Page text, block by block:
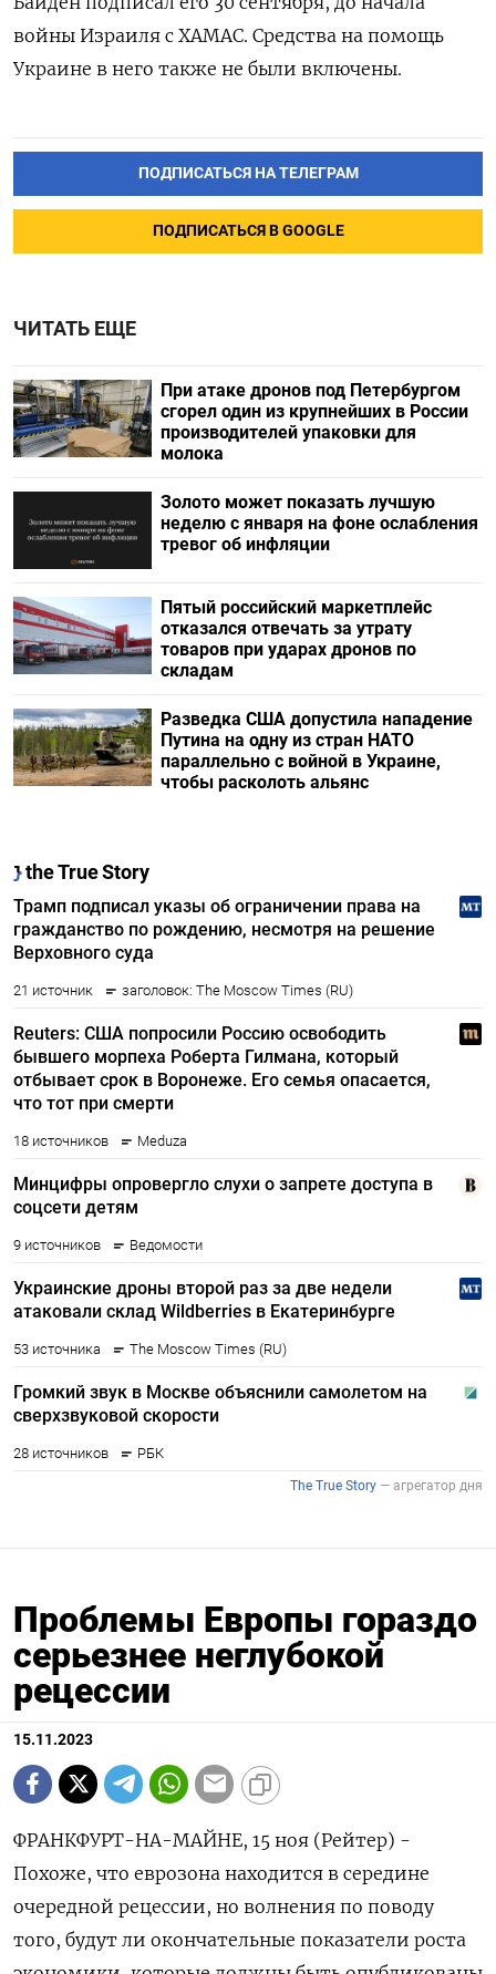
войны Израиля с ХАМАС. Средства на помощь
Украине в него также не были включены.
ПОДПИСАТЬСЯ НА ТЕЛЕГРАМ
ПОДПИСАТЬСЯ В GOOGLE
ЧИТАТЬ ЕЩЕ
При атаке дронов под Петербургом
сгорел один из крупнейших в России
производителей упаковки для
молока
Золото может показать лучшую
неделю с января на фоне ослабления
тревог об инфляции
Пятый российский маркетплейс
отказался отвечать за утрату
товаров при ударах дронов по
складам
Разведка США допустила нападение
Путина на одну из стран НАТО
параллельно с войной в Украине,
чтобы расколоть альянс
Проблемы Европы гораздо
серьезнее неглубокой
рецессии
15.11.2023
ФРАНКФУРТ-НА-МАЙНЕ, 15 ноя (Рейтер) -
Похоже, что еврозона находится в середине
очередной рецессии, но волнения по поводу
того, будут ли окончательные показатели роста